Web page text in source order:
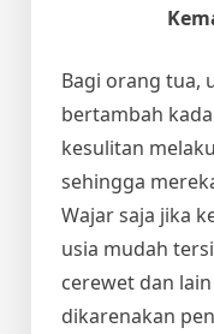
Bagi orang tua,
bertambah
kesulitan
sehingga
Wajar saja jika
usia mudah
cerewet dan
dikarenakan